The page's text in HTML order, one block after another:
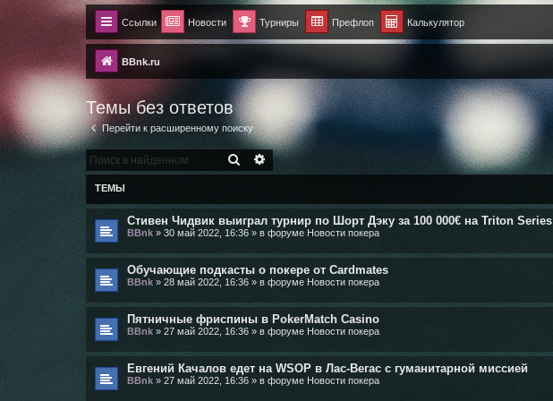
Ссылки Новости Турниры Префлоп Калькулятор
BBnk.ru
Темы без ответов
Перейти к расширенному поиску
ПОИСКРАСШИРЕННЫЙ ПОИСК
ТЕМЫ
Стивен Чидвик выиграл турнир по Шорт Дэку за 100 000€ на Triton Series
BBnk » 30 май 2022, 16:36 » в форуме Новости покера
Обучающие подкасты о покере от Cardmates
BBnk » 28 май 2022, 16:36 » в форуме Новости покера
Пятничные фриспины в PokerMatch Casino
BBnk » 27 май 2022, 16:36 » в форуме Новости покера
Евгений Качалов едет на WSOP в Лас-Вегас с гуманитарной миссией
BBnk » 27 май 2022, 16:36 » в форуме Новости покера